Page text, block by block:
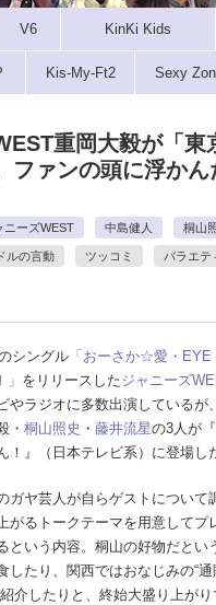
V6 KinKi Kids
Kis-My-Ft2 Sexy
重岡大毅が「
ファンの頭に浮か
ニーズWEST 中島健人 桐山
ルの言動 ツッコミ バラエテ
シングル 「おーさか☆愛・EYE
をリリースしたジャニーズ
やラジオに多数出演しているが
・ 桐山照史 ・ 藤井流星の3人が
！』（日本テレビ系）に登場し
ガヤ芸人が自らゲストについて
がるトークテーマを用意してプ
という内容。桐山の好物だとい
したり、関西ではおなじみの“
介したりと、終始大盛り上がり